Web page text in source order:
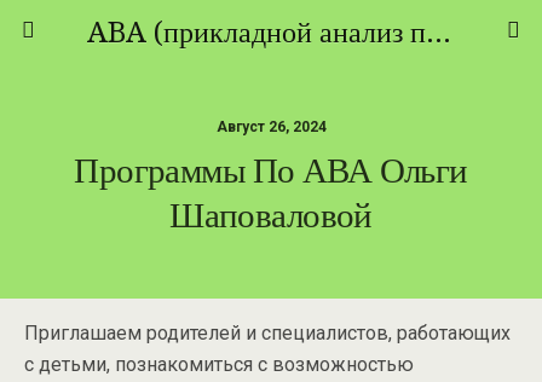
ABA (прикладной анализ поведения) - ТЕОРИЯ И ПРАКТИКА
Август 26, 2024
Программы По АВА Ольги
Шаповаловой
Приглашаем родителей и специалистов, работающих
с детьми, познакомиться с возможностью